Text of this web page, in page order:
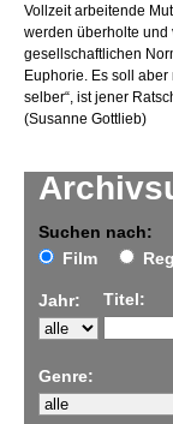
Suchen nach:
Film
Jahr: Titel:
Genre:
Vollzeit arbeitende
werden überholte und
gesellschaftlichen
Euphorie. Es soll
selber“, ist jener
(Susanne Gottlieb)